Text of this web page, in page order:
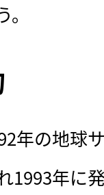
年の地球
1993年に